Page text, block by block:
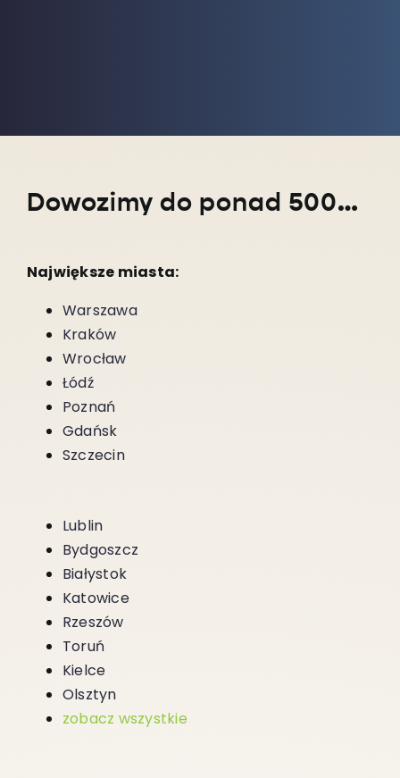
Dowozimy do ponad 5000 miejscowości w całym kraju!
Największe miasta:
Warszawa
Kraków
Wrocław
Łódź
Poznań
Gdańsk
Szczecin
Lublin
Bydgoszcz
Białystok
Katowice
Rzeszów
Toruń
Kielce
Olsztyn
zobacz wszystkie